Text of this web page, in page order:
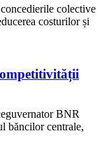
centrale,